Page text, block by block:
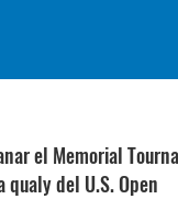
el Memorial
qualy del U.S. Open